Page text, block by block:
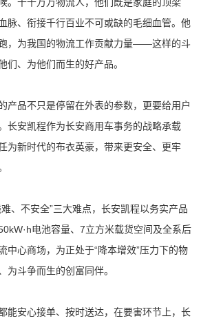
脉、衔接千行百业不可或缺的毛细血管。他
，为我国的物流工作贡献力量——这样的斗
们、为他们而生的好产品。
品不只是停留在外表的参数，更要给用户
长安凯程作为长安商用车事务的战略承载
为新时代的布衣英豪，带来更安全、更牢
不安全”三大难点，长安凯程以务实产品
电池容量、7立方米载货空间及全系后
中心商场，为正处于“降本增效”压力下的物
为斗争而生的创富同伴。
安心接单、按时送达，在要害环节上，长